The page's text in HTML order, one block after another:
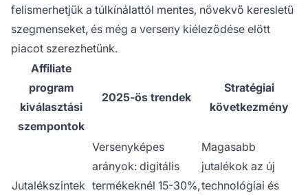
felismerhetjük a túlkínálattól mentes, növekvő keresletű
szegmenseket, és még a verseny kiéleződése előtt
piacot szerezhetünk.
Affiliate
program
kiválasztási
szempontok
2025-ös trendek
Stratégiai
következmény
Jutalékszintek
Versenyképes
arányok: digitális
termékeknél 15-30%,
Magasabb
jutalékok az új
technológiai és